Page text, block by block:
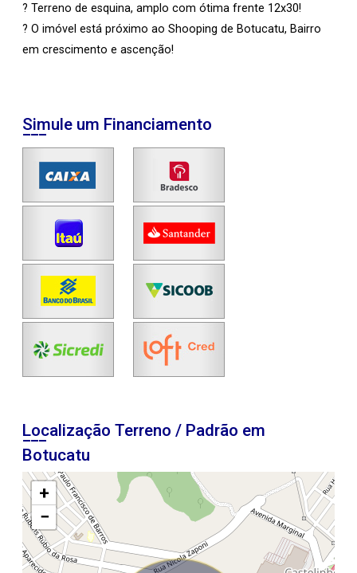
? Terreno de esquina, amplo com ótima frente 12x30!
? O imóvel está próximo ao Shooping de Botucatu, Bairro
em crescimento e ascenção!
Simule um Financiamento
Localização Terreno / Padrão em
Botucatu
+
−